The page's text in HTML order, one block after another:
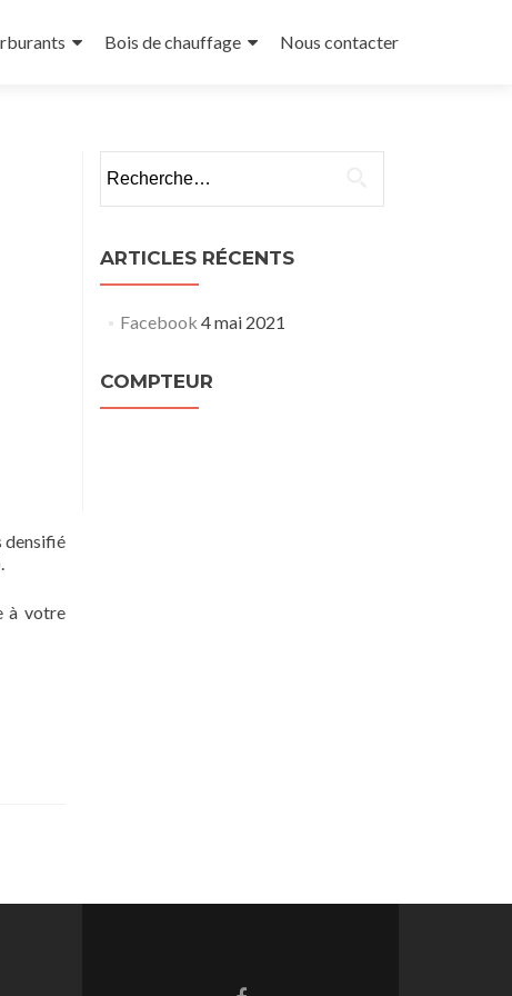
Bois de chauffage Nous contacter
densifié
à votre
ARTICLES RÉCENTS
Facebook 4 mai 2021
COMPTEUR